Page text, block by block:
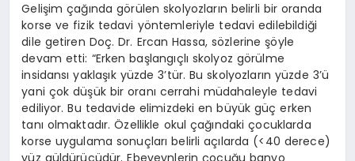
Gelişim çağında görülen skolyozların belirli bir oranda
korse ve fizik tedavi yöntemleriyle tedavi edilebildiği
dile getiren Doç. Dr. Ercan Hassa, sözlerine şöyle
devam etti: “Erken başlangıçlı skolyoz görülme
insidansı yaklaşık yüzde 3’tür. Bu skolyozların yüzde 3’ü
yani çok düşük bir oranı cerrahi müdahaleyle tedavi
ediliyor. Bu tedavide elimizdeki en büyük güç erken
tanı olmaktadır. Özellikle okul çağındaki çocuklarda
korse uygulama sonuçları belirli açılarda (<40 derece)